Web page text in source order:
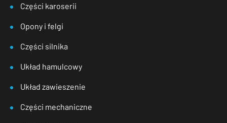
Części karoserii
Opony i felgi
Części silnika
Układ hamulcowy
Układ zawieszenie
Części mechaniczne